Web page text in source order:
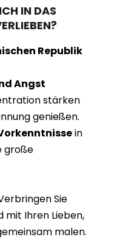
IN DAS
Republik
Angst
stärken
genießen.
in
große
Sie
mit Ihren Lieben,
malen.